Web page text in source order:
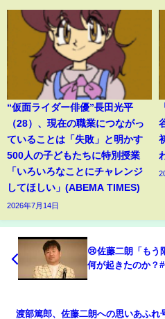
“仮面ライダー俳優”長田光平
（28）、現在の職業につながっ
ていることは「失敗」と明かす
500人の子どもたちに特別授業
「いろいろなことにチャレンジ
してほしい」(ABEMA TIMES)
2026年7月14日
😢佐藤二朗「も
何が起きたのか？
渡部篤郎、佐藤二朗への思いあふ